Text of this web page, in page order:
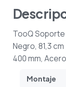
TooQ Soporte
Negro, 81,3
400 mm,
Montaje